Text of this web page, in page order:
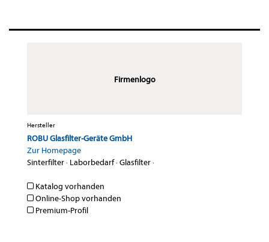
Firmenlogo
Hersteller
ROBU Glasfilter-Geräte GmbH
Zur Homepage
Sinterfilter· Laborbedarf·Glasfilter·
Katalog vorhanden
Online-Shop vorhanden
Premium-Profil